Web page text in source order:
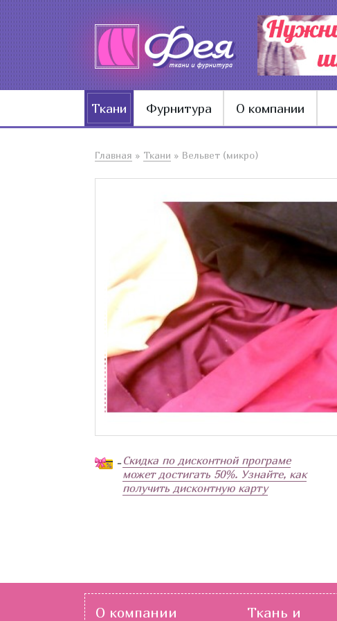
Ткани Фурнитура О компании
Главная » Ткани » Вельвет (микро)
- Скидка по дисконтной програме
может достигать 50%. Узнайте, как
получить дисконтную карту
О компании
Ткань и